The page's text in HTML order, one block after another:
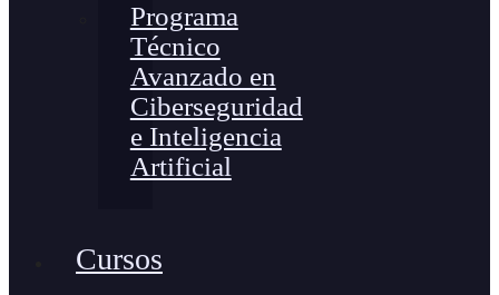
Programa
Técnico
Avanzado en
Ciberseguridad
e Inteligencia
Artificial
Cursos